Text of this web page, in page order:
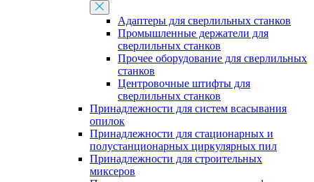
Адаптеры для сверлильных станков
Промышленные держатели для
сверлильных станков
Прочее оборудование для сверлильных
станков
Центровочные штифты для
сверлильных станков
Принадлежности для систем всасывания
опилок
Принадлежности для стационарных и
полустанционарных циркулярных пил
Принадлежности для строительных
миксеров